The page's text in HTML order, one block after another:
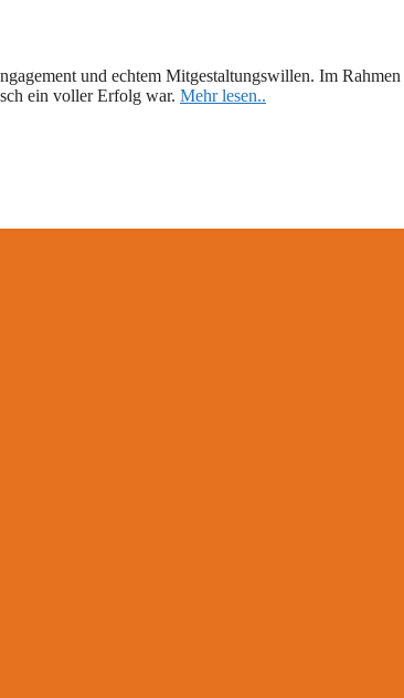
und echtem Mitgestaltungswillen. Im
ein voller Erfolg war. Mehr lesen..